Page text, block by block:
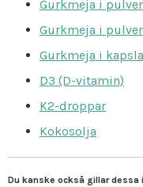
Gurkmeja i
Gurkmeja i
Gurkmeja i
D3 (D-vitamin)
K2-droppar
Kokosolja
Du kanske också gillar dessa